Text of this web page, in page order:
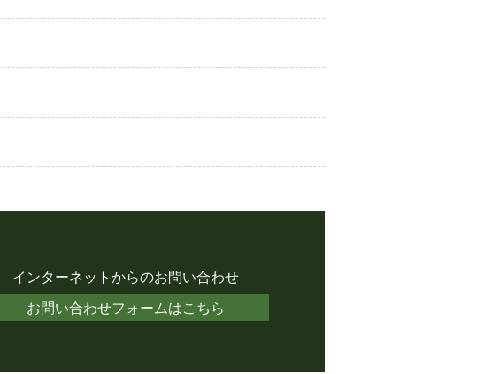
インターネットからのお問い合わせ
お問い合わせフォームはこちら